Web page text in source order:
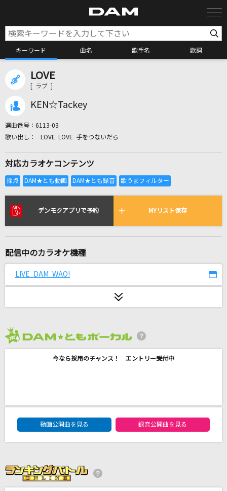
キーワード 曲名 歌手名 歌詞
カラオケ店舗検索
全国りれき
リアルタイムで歌われている曲の一覧
ワンアンドオンリー
[生音]水平線
感電(ビデオクリップバージョン)
LiSA
LOVE
[ ラブ ]
KEN☆Tackey
選曲番号： 6113-03
LOVE LOVE 手をつないだら
対応カラオケコンテンツ
デンモクアプリで予約 MYリスト保存
配信中のカラオケ機種
LIVE DAM WAO!
今なら採用のチャンス！ エントリー受付中
DAM★ともボーカルエントリーランキング
動画公開曲を見る
録音公開曲を見る